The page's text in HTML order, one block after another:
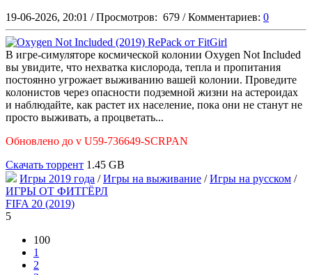
19-06-2026, 20:01 / Просмотров: 679 / Комментариев: 0
В игре-симуляторе космической колонии Oxygen Not Included
вы увидите, что нехватка кислорода, тепла и пропитания
постоянно угрожает выживанию вашей колонии. Проведите
колонистов через опасности подземной жизни на астероидах
и наблюдайте, как растет их население, пока они не станут не
просто выживать, а процветать...
Обновлено до v U59-736649-SCRPAN
Скачать торрент 1.45 GB
Игры 2019 года /Игры на выживание /Игры на русском /
ИГРЫ ОТ ФИТГЁРЛ
FIFA 20 (2019)
5
100
1
2